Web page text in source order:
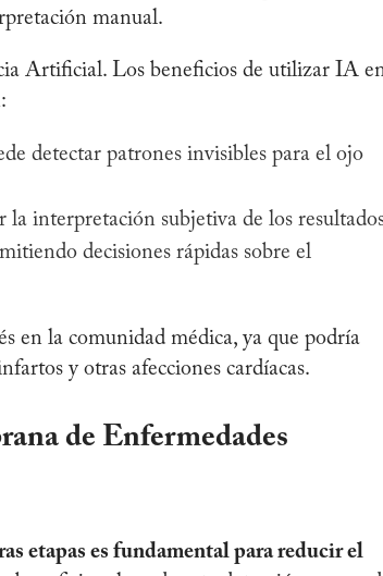
manual.
Artificial. Los beneficios de utilizar IA
detectar patrones invisibles para el ojo
interpretación subjetiva de los
decisiones rápidas sobre el
en la comunidad médica, ya que podría
y otras afecciones cardíacas.
de Enfermedades
etapas es fundamental para reducir el